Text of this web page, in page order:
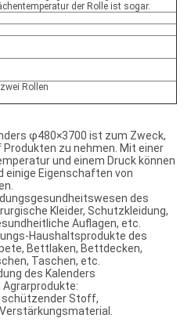
der Rolle ist sogar.
Rollen
φ480×3700 ist zum Zweck,
zu nehmen. Mit einer
und einem Druck können
einige Eigenschaften von
des
Kleider, Schutzkleidung,
Auflagen, etc.
Haushaltsprodukte des
Bettlaken, Bettdecken,
Taschen, etc.
des Kalenders
Stoff,